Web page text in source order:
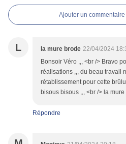
Ajouter un commentaire
L la mure brode 22/04/2024
Bonsoir Véro ,,, <br /> Bravo
réalisations ,,, du beau travail
rétablissement pour cette
bisous bisous ,,, <br /> la mure
Répondre